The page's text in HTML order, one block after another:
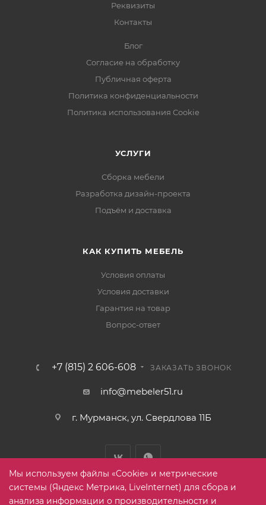
Реквизиты
Контакты
Блог
Согласие на обработку
Публичная оферта
Политика конфиденциальности
Политика использования Cookie
УСЛУГИ
Сборка мебели
Разработка дизайн-проекта
Подъём и доставка
КАК КУПИТЬ МЕБЕЛЬ
Условия оплаты
Условия доставки
Гарантия на товар
Вопрос-ответ
+7 (815) 2 606-608 ЗАКАЗАТЬ ЗВОНОК
info@mebeler51.ru
г. Мурманск, ул. Свердлова 11Б
Мы используем файлы «Cookie» и метрические
системы (Яндекс Метрика, LiveInternet) для сбора и
анализа информации о производительности и